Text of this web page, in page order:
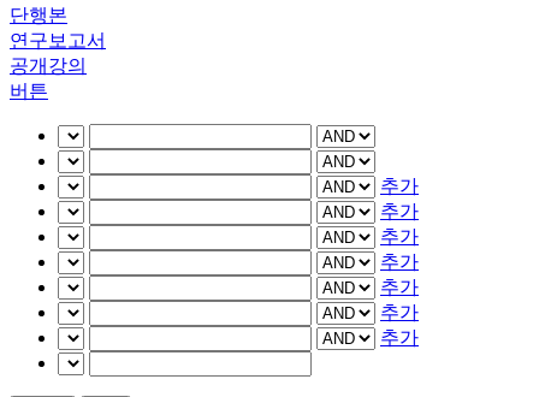
단행본
연구보고서
공개강의
버튼
추가
추가
추가
추가
추가
추가
추가